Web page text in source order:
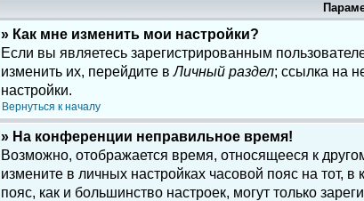
» Как мне изменить мои настройки?
Если вы являетесь зарегистрированным
изменить их, перейдите вЛичный раздел; ссылка на
настройки.
Вернуться к началу
» На конференции неправильное время!
Возможно, отображается время, относящееся к
измените в личных настройках часовой пояс на тот,
пояс, как и большинство настроек, могут только